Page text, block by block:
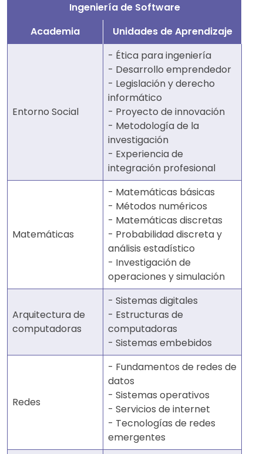
Ingeniería de Software
Academia
Unidades de Aprendizaje
Entorno Social
- Ética para ingeniería
- Desarrollo emprendedor
- Legislación y derecho
informático
- Proyecto de innovación
- Metodología de la
investigación
- Experiencia de
integración profesional
Matemáticas
- Matemáticas básicas
- Métodos numéricos
- Matemáticas discretas
- Probabilidad discreta y
análisis estadístico
- Investigación de
operaciones y simulación
Arquitectura de
computadoras
- Sistemas digitales
- Estructuras de
computadoras
- Sistemas embebidos
Redes
- Fundamentos de redes de
datos
- Sistemas operativos
- Servicios de internet
- Tecnologías de redes
emergentes